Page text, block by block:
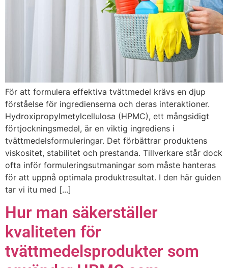
För att formulera effektiva tvättmedel krävs en djup
förståelse för ingredienserna och deras interaktioner.
Hydroxipropylmetylcellulosa (HPMC), ett mångsidigt
förtjockningsmedel, är en viktig ingrediens i
tvättmedelsformuleringar. Det förbättrar produktens
viskositet, stabilitet och prestanda. Tillverkare står dock
ofta inför formuleringsutmaningar som måste hanteras
för att uppnå optimala produktresultat. I den här guiden
tar vi itu med [...]
Hur man säkerställer
kvaliteten för
tvättmedelsprodukter som